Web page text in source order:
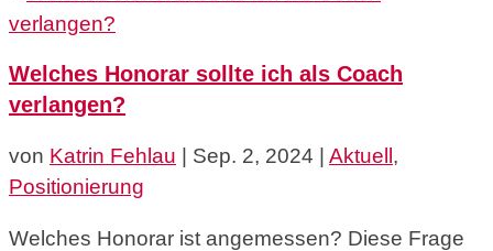
Welches Honorar sollte ich als Coach
verlangen?
von Katrin Fehlau | Sep. 2, 2024 | Aktuell,
Positionierung
Welches Honorar ist angemessen? Diese Frage